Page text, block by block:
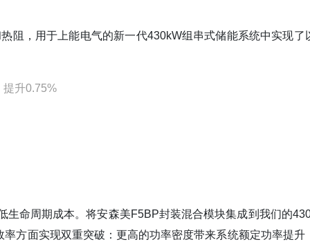
阻，用于上能电气的新一代430kW组串式储能系统中实现了
提升0.75%
命周期成本。将安森美F5BP封装混合模块集成到我们的
方面实现双重突破：更高的功率密度带来系统额定功率提升